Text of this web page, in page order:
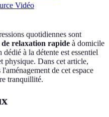
Vidéo
quotidiennes sont
de relaxation rapide à domicile
à la détente est essentiel
physique. Dans cet article,
de cet espace
tranquillité.